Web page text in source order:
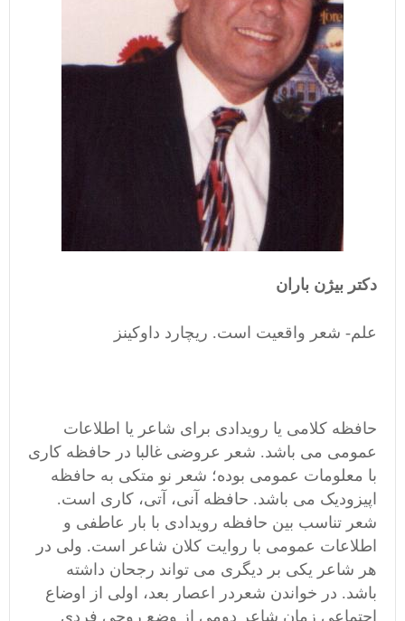
دکتر بیژن باران
علم- شعر واقعیت است. ریچارد داوکینز
حافظه کلامی یا رویدادی برای شاعر یا اطلاعات
عمومی می باشد. شعر عروضی غالبا در حافظه کاری
با معلومات عمومی بوده؛ شعر نو متکی به حافظه
اپیزودیک می باشد. حافظه آنی، آتی، کاری است.
شعر تناسب بین حافظه رویدادی با بار عاطفی و
اطلاعات عمومی با روایت کلان شاعر است. ولی در
هر شاعر یکی بر دیگری می تواند رجحان داشته
باشد. در خواندن شعردر اعصار بعد، اولی از اوضاع
اجتماعی زمان شاعر دومی از وضع روحی فردی